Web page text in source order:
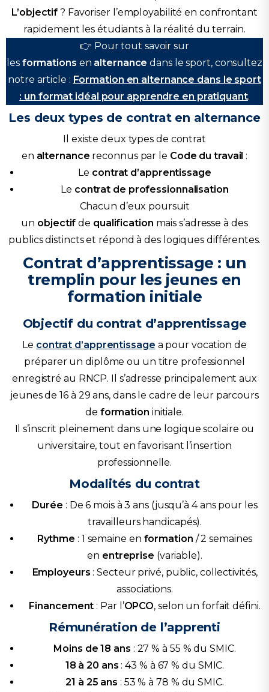
L’objectif ? Favoriser l’employabilité en confrontant
rapidement les étudiants à la réalité du terrain.
👉 Pour tout savoir sur
les formations en alternance dans le sport, consultez
notre article : Formation en alternance dans le sport
: un format idéal pour apprendre en pratiquant.
Les deux types de contrat en alternance
Il existe deux types de contrat
en alternance reconnus par le Code du travail :
Le contrat d’apprentissage
Le contrat de professionnalisation
Chacun d’eux poursuit
un objectif de qualification mais s’adresse à des
publics distincts et répond à des logiques différentes.
Contrat d’apprentissage : un
tremplin pour les jeunes en
formation initiale
Objectif du contrat d’apprentissage
Le contrat d’apprentissage a pour vocation de
préparer un diplôme ou un titre professionnel
enregistré au RNCP. Il s’adresse principalement aux
jeunes de 16 à 29 ans, dans le cadre de leur parcours
de formation initiale.
Il s’inscrit pleinement dans une logique scolaire ou
universitaire, tout en favorisant l’insertion
professionnelle.
Modalités du contrat
Durée : De 6 mois à 3 ans (jusqu’à 4 ans pour les
travailleurs handicapés).
Rythme : 1 semaine en formation / 2 semaines
en entreprise (variable).
Employeurs : Secteur privé, public, collectivités,
associations.
Financement : Par l’OPCO, selon un forfait défini.
Rémunération de l’apprenti
Moins de 18 ans : 27 % à 55 % du SMIC.
18 à 20 ans : 43 % à 67 % du SMIC.
21 à 25 ans : 53 % à 78 % du SMIC.